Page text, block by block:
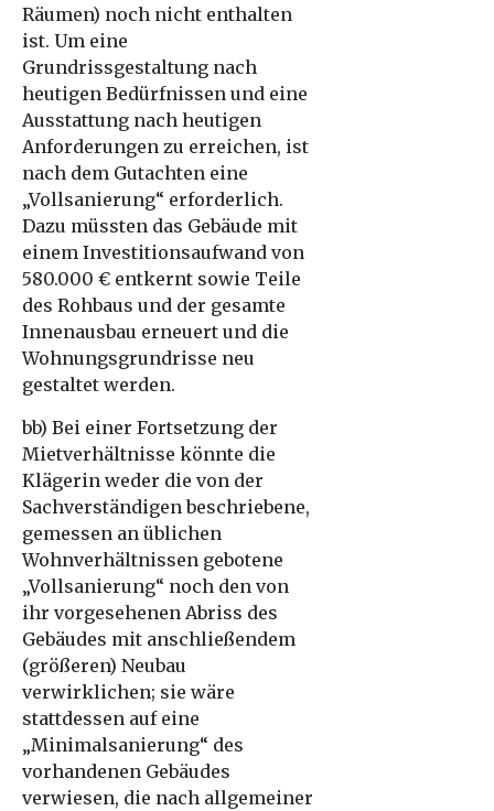
Räumen) noch nicht enthalten
ist. Um eine
Grundrissgestaltung nach
heutigen Bedürfnissen und eine
Ausstattung nach heutigen
Anforderungen zu erreichen, ist
nach dem Gutachten eine
„Vollsanierung“ erforderlich.
Dazu müssten das Gebäude mit
einem Investitionsaufwand von
580.000 € entkernt sowie Teile
des Rohbaus und der gesamte
Innenausbau erneuert und die
Wohnungsgrundrisse neu
gestaltet werden.
bb) Bei einer Fortsetzung der
Mietverhältnisse könnte die
Klägerin weder die von der
Sachverständigen beschriebene,
gemessen an üblichen
Wohnverhältnissen gebotene
„Vollsanierung“ noch den von
ihr vorgesehenen Abriss des
Gebäudes mit anschließendem
(größeren) Neubau
verwirklichen; sie wäre
stattdessen auf eine
„Minimalsanierung“ des
vorhandenen Gebäudes
verwiesen, die nach allgemeiner